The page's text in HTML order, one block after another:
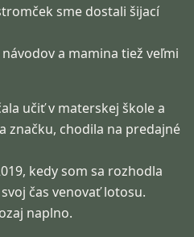
sme dostali šijací
a mamina tiež veľmi
učiť v materskej škole a
značku, chodila na predajné
kedy som sa rozhodla
čas venovať lotosu.
naplno.